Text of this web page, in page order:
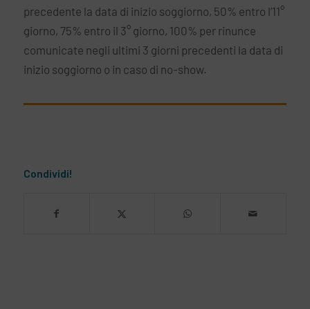
precedente la data di inizio soggiorno, 50% entro l’11°
giorno, 75% entro il 3° giorno, 100% per rinunce
comunicate negli ultimi 3 giorni precedenti la data di
inizio soggiorno o in caso di no-show.
Condividi!